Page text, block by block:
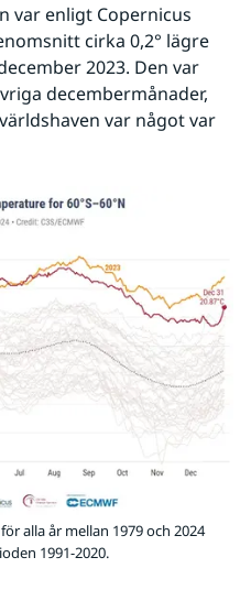
var enligt Copernicus
cirka 0,2° lägre
2023. Den var
decembermånader,
var något var
alla år mellan 1979 och 2024
1991-2020.